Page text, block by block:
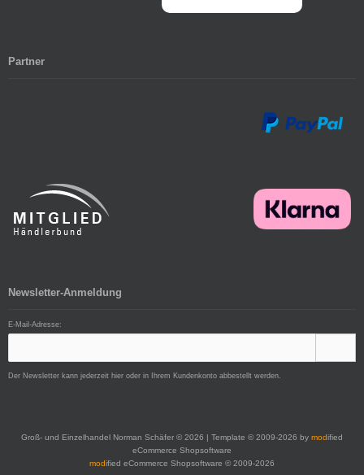
Partner
Newsletter-Anmeldung
E-Mail-Adresse:
Der Newsletter kann jederzeit hier oder in Ihrem Kundenkonto abbestellt werden.
Groß- und Einzelhandel Norman Schäfer © 2026 | Template © 2009-2026 by modified
eCommerce Shopsoftware
modified eCommerce Shopsoftware © 2009-2026